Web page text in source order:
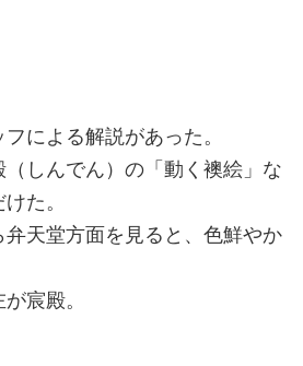
による解説があった。
しんでん）の「動く襖絵」な
た。
天堂方面を見ると、色鮮やか
宸殿。